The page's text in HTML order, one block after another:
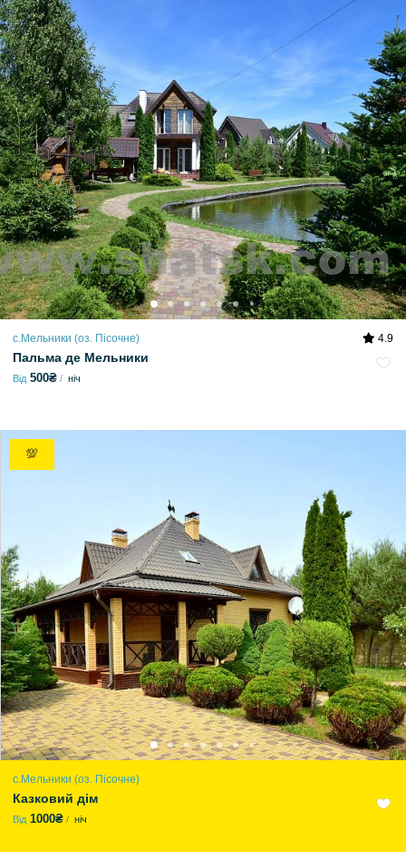
с.Мельники (оз. Пісочне) 4.9
Пальма де Мельники
Від 500₴ ніч
💯
с.Мельники (оз. Пісочне)
Казковий дім
Від 1000₴ ніч